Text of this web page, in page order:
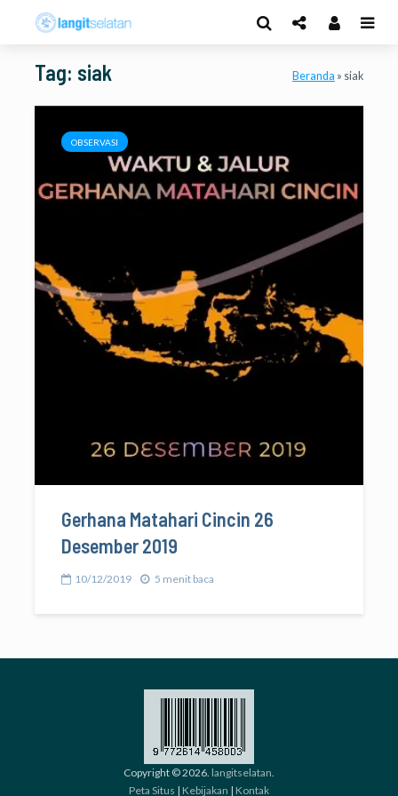
Tag: siak Beranda » siak
OBSERVASI
Gerhana Matahari Cincin 26
Desember 2019
10/12/2019 5 menit baca
Copyright © 2026. langitselatan.
Peta Situs | Kebijakan | Kontak